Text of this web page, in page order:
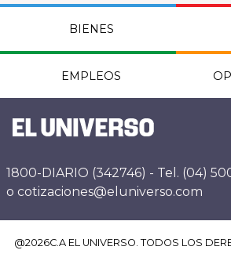
BIENES
EMPLEOS
1800-DIARIO (342746) - Tel. (04)
o cotizaciones@eluniverso.com
@2026C.A EL UNIVERSO. TODOS LOS